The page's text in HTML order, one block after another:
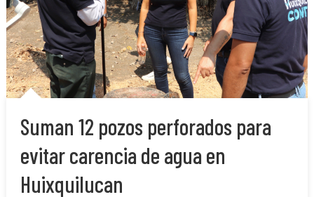
Suman 12 pozos perforados para
evitar carencia de agua en
Huixquilucan